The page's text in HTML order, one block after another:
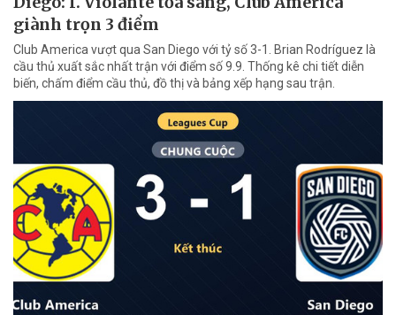
giành trọn 3 điểm
Club America vượt qua San Diego với tỷ số 3-1. Brian Rodríguez là
cầu thủ xuất sắc nhất trận với điểm số 9.9. Thống kê chi tiết diễn
biến, chấm điểm cầu thủ, đồ thị và bảng xếp hạng sau trận.